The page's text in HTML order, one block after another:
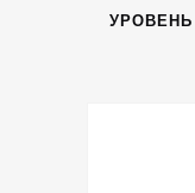
УРОВЕНЬ